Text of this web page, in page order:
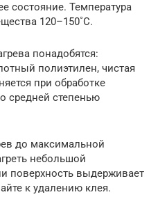
состояние. Температура
120–150˚С.
понадобятся:
полиэтилен, чистая
при обработке
средней степенью
до максимальной
небольшой
поверхность выдерживает
к удалению клея.